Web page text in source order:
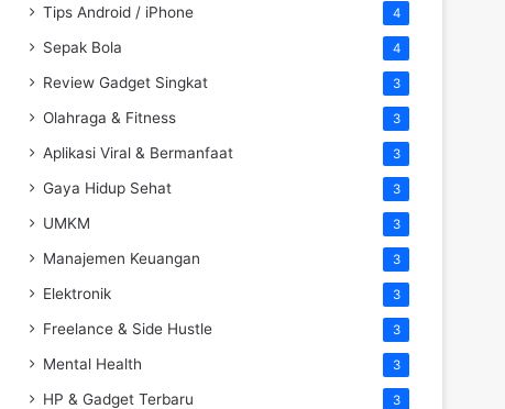
Tips Android / iPhone 4
Sepak Bola 4
Review Gadget Singkat 3
Olahraga & Fitness 3
Aplikasi Viral & Bermanfaat 3
Gaya Hidup Sehat 3
UMKM 3
Manajemen Keuangan 3
Elektronik 3
Freelance & Side Hustle 3
Mental Health 3
HP & Gadget Terbaru 3